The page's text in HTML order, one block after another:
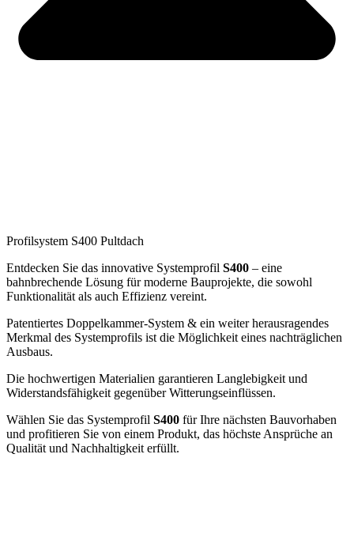
Profilsystem S400 Pultdach
Entdecken Sie das innovative Systemprofil S400 – eine
bahnbrechende Lösung für moderne Bauprojekte, die sowohl
Funktionalität als auch Effizienz vereint.
Patentiertes Doppelkammer-System & ein weiter herausragendes
Merkmal des Systemprofils ist die Möglichkeit eines nachträglichen
Ausbaus.
Die hochwertigen Materialien garantieren Langlebigkeit und
Widerstandsfähigkeit gegenüber Witterungseinflüssen.
Wählen Sie das Systemprofil S400 für Ihre nächsten Bauvorhaben
und profitieren Sie von einem Produkt, das höchste Ansprüche an
Qualität und Nachhaltigkeit erfüllt.